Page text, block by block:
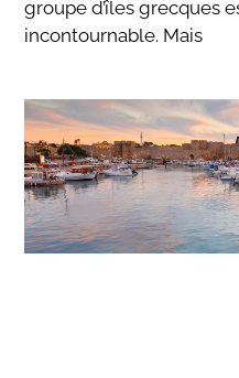
groupe d’îles grecques
incontournable. Mais